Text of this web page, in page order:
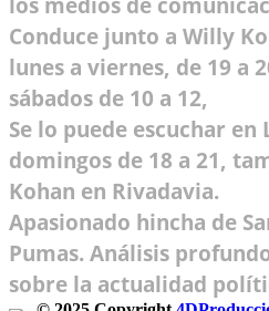
Conduce junto a Willy
lunes a viernes, de 19 a
sábados de 10 a 12,
Se lo puede escuchar en
domingos de 18 a 21,
Kohan en Rivadavia.
Apasionado hincha de
Pumas. Análisis
sobre la actualidad